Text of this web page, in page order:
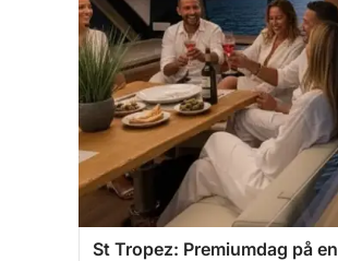
St Tropez: Premiumdag på en